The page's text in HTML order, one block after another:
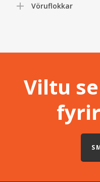
Vöruflokkar
Viltu